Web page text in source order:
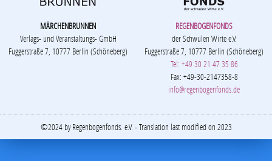
MÄRCHENBRUNNEN
Verlags- und Veranstaltungs- GmbH
Fuggerstraße 7, 10777 Berlin (Schöneberg)
REGENBOGENFONDS
der Schwulen Wirte e.V.
Fuggerstraße 7, 10777 Berlin (Schöneberg)
Tel: +49 30 21 47 35 86
Fax: +49-30-2147358-8
info@regenbogenfonds.de
©2024 by Regenbogenfonds. e.V. - Translation last modified on 2023